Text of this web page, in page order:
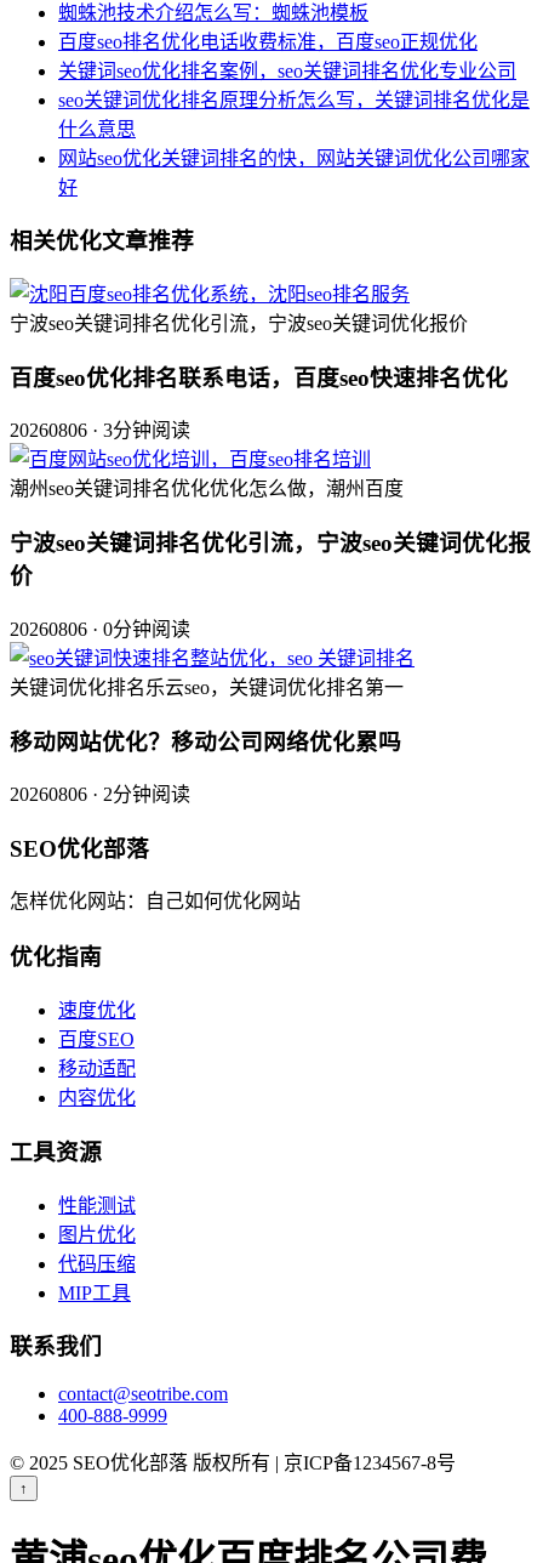
蜘蛛池技术介绍怎么写：蜘蛛池模板
百度seo排名优化电话收费标准，百度seo正规优化
关键词seo优化排名案例，seo关键词排名优化专业公司
seo关键词优化排名原理分析怎么写，关键词排名优化是
什么意思
网站seo优化关键词排名的快，网站关键词优化公司哪家
好
相关优化文章推荐
宁波seo关键词排名优化引流，宁波seo关键词优化报价
百度seo优化排名联系电话，百度seo快速排名优化
20260806 · 3分钟阅读
潮州seo关键词排名优化优化怎么做，潮州百度
宁波seo关键词排名优化引流，宁波seo关键词优化报
价
20260806 · 0分钟阅读
关键词优化排名乐云seo，关键词优化排名第一
移动网站优化？移动公司网络优化累吗
20260806 · 2分钟阅读
SEO优化部落
怎样优化网站：自己如何优化网站
优化指南
速度优化
百度SEO
移动适配
内容优化
工具资源
性能测试
图片优化
代码压缩
MIP工具
联系我们
contact@seotribe.com
400-888-9999
© 2025 SEO优化部落 版权所有 | 京ICP备1234567-8号
↑